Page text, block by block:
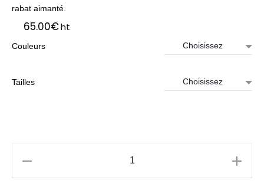
rabat aimanté.
65.00€ht
Couleurs
Tailles